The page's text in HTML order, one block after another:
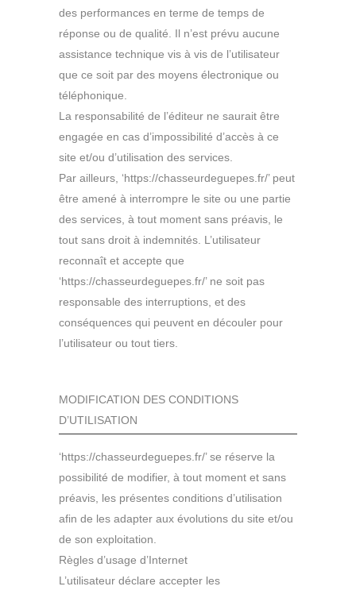
des performances en terme de temps de
réponse ou de qualité. Il n’est prévu aucune
assistance technique vis à vis de l’utilisateur
que ce soit par des moyens électronique ou
téléphonique.
La responsabilité de l’éditeur ne saurait être
engagée en cas d’impossibilité d’accès à ce
site et/ou d’utilisation des services.
Par ailleurs, ‘https://chasseurdeguepes.fr/’ peut
être amené à interrompre le site ou une partie
des services, à tout moment sans préavis, le
tout sans droit à indemnités. L’utilisateur
reconnaît et accepte que
‘https://chasseurdeguepes.fr/’ ne soit pas
responsable des interruptions, et des
conséquences qui peuvent en découler pour
l’utilisateur ou tout tiers.
MODIFICATION DES CONDITIONS
D’UTILISATION
‘https://chasseurdeguepes.fr/’ se réserve la
possibilité de modifier, à tout moment et sans
préavis, les présentes conditions d’utilisation
afin de les adapter aux évolutions du site et/ou
de son exploitation.
Règles d’usage d’Internet
L’utilisateur déclare accepter les